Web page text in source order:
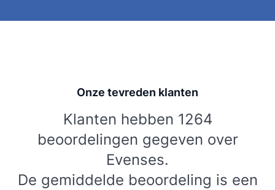
Onze tevreden klanten
Klanten hebben 1264
beoordelingen gegeven over
Evenses.
De gemiddelde beoordeling is een